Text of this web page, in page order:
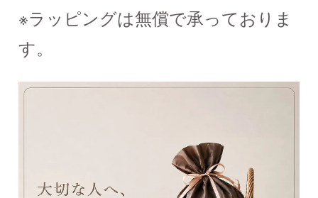
※ラッピングは無償で承っておりま
す。